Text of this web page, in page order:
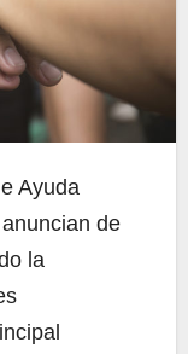
Ayuda
de
la